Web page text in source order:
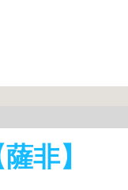
非】